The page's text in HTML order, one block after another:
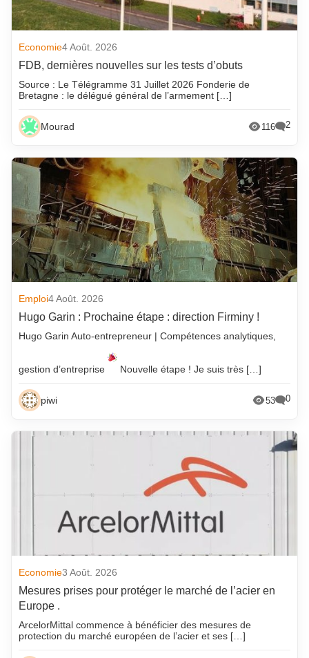
Economie4 Août. 2026
FDB, dernières nouvelles sur les tests d’obuts
Source : Le Télégramme 31 Juillet 2026 Fonderie de
Bretagne : le délégué général de l’armement […]
Mourad 116 2
Emploi4 Août. 2026
Hugo Garin : Prochaine étape : direction Firminy !
Hugo Garin Auto-entrepreneur | Compétences analytiques,
gestion d’entreprise Nouvelle étape ! Je suis très […]
piwi 53 0
Economie3 Août. 2026
Mesures prises pour protéger le marché de l’acier en
Europe .
ArcelorMittal commence à bénéficier des mesures de
protection du marché européen de l’acier et ses […]